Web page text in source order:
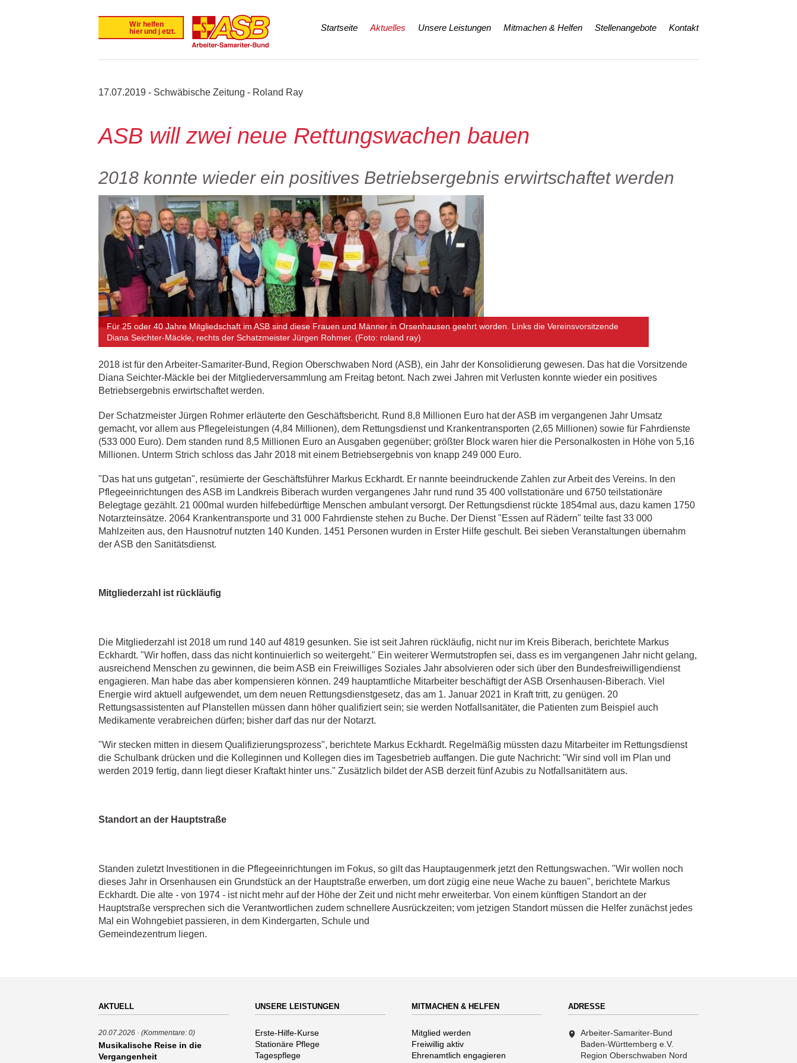
Navigation
Startseite Aktuelles Unsere Leistungen Mitmachen & Helfen Stellenangebote Kontakt
17.07.2019 - Schwäbische Zeitung - Roland Ray
ASB will zwei neue Rettungswachen bauen
2018 konnte wieder ein positives Betriebsergebnis erwirtschaftet werden
Für 25 oder 40 Jahre Mitgliedschaft im ASB sind diese Frauen und Männer in Orsenhausen geehrt worden. Links die Vereinsvorsitzende
Diana Seichter-Mäckle, rechts der Schatzmeister Jürgen Rohmer. (Foto: roland ray)
2018 ist für den Arbeiter-Samariter-Bund, Region Oberschwaben Nord (ASB), ein Jahr der Konsolidierung gewesen. Das hat die Vorsitzende
Diana Seichter-Mäckle bei der Mitgliederversammlung am Freitag betont. Nach zwei Jahren mit Verlusten konnte wieder ein positives
Betriebsergebnis erwirtschaftet werden.
Der Schatzmeister Jürgen Rohmer erläuterte den Geschäftsbericht. Rund 8,8 Millionen Euro hat der ASB im vergangenen Jahr Umsatz
gemacht, vor allem aus Pflegeleistungen (4,84 Millionen), dem Rettungsdienst und Krankentransporten (2,65 Millionen) sowie für Fahrdienste
(533 000 Euro). Dem standen rund 8,5 Millionen Euro an Ausgaben gegenüber; größter Block waren hier die Personalkosten in Höhe von 5,16
Millionen. Unterm Strich schloss das Jahr 2018 mit einem Betriebsergebnis von knapp 249 000 Euro.
"Das hat uns gutgetan", resümierte der Geschäftsführer Markus Eckhardt. Er nannte beeindruckende Zahlen zur Arbeit des Vereins. In den
Pflegeeinrichtungen des ASB im Landkreis Biberach wurden vergangenes Jahr rund rund 35 400 vollstationäre und 6750 teilstationäre
Belegtage gezählt. 21 000mal wurden hilfebedürftige Menschen ambulant versorgt. Der Rettungsdienst rückte 1854mal aus, dazu kamen 1750
Notarzteinsätze. 2064 Krankentransporte und 31 000 Fahrdienste stehen zu Buche. Der Dienst "Essen auf Rädern" teilte fast 33 000
Mahlzeiten aus, den Hausnotruf nutzten 140 Kunden. 1451 Personen wurden in Erster Hilfe geschult. Bei sieben Veranstaltungen übernahm
der ASB den Sanitätsdienst.
Mitgliederzahl ist rückläufig
Die Mitgliederzahl ist 2018 um rund 140 auf 4819 gesunken. Sie ist seit Jahren rückläufig, nicht nur im Kreis Biberach, berichtete Markus
Eckhardt. "Wir hoffen, dass das nicht kontinuierlich so weitergeht." Ein weiterer Wermutstropfen sei, dass es im vergangenen Jahr nicht gelang,
ausreichend Menschen zu gewinnen, die beim ASB ein Freiwilliges Soziales Jahr absolvieren oder sich über den Bundesfreiwilligendienst
engagieren. Man habe das aber kompensieren können. 249 hauptamtliche Mitarbeiter beschäftigt der ASB Orsenhausen-Biberach. Viel
Energie wird aktuell aufgewendet, um dem neuen Rettungsdienstgesetz, das am 1. Januar 2021 in Kraft tritt, zu genügen. 20
Rettungsassistenten auf Planstellen müssen dann höher qualifiziert sein; sie werden Notfallsanitäter, die Patienten zum Beispiel auch
Medikamente verabreichen dürfen; bisher darf das nur der Notarzt.
"Wir stecken mitten in diesem Qualifizierungsprozess", berichtete Markus Eckhardt. Regelmäßig müssten dazu Mitarbeiter im Rettungsdienst
die Schulbank drücken und die Kolleginnen und Kollegen dies im Tagesbetrieb auffangen. Die gute Nachricht: "Wir sind voll im Plan und
werden 2019 fertig, dann liegt dieser Kraftakt hinter uns." Zusätzlich bildet der ASB derzeit fünf Azubis zu Notfallsanitätern aus.
Standort an der Hauptstraße
Standen zuletzt Investitionen in die Pflegeeinrichtungen im Fokus, so gilt das Hauptaugenmerk jetzt den Rettungswachen. "Wir wollen noch
dieses Jahr in Orsenhausen ein Grundstück an der Hauptstraße erwerben, um dort zügig eine neue Wache zu bauen", berichtete Markus
Eckhardt. Die alte - von 1974 - ist nicht mehr auf der Höhe der Zeit und nicht mehr erweiterbar. Von einem künftigen Standort an der
Hauptstraße versprechen sich die Verantwortlichen zudem schnellere Ausrückzeiten; vom jetzigen Standort müssen die Helfer zunächst jedes
Mal ein Wohngebiet passieren, in dem Kindergarten, Schule und
Gemeindezentrum liegen.
AKTUELL
20.07.2026 (Kommentare: 0)
Musikalische Reise in die
Vergangenheit
UNSERE LEISTUNGEN
Navigation
überspringen
Erste-Hilfe-Kurse
Stationäre Pflege
Tagespflege
MITMACHEN & HELFEN
Navigation
überspringen
Mitglied werden
Freiwillig aktiv
Ehrenamtlich engagieren
ADRESSE
Arbeiter-Samariter-Bund
Baden-Württemberg e.V.
Region Oberschwaben Nord